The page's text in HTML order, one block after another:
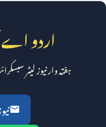
اردو
ہفتہ وار نیوز لیٹر